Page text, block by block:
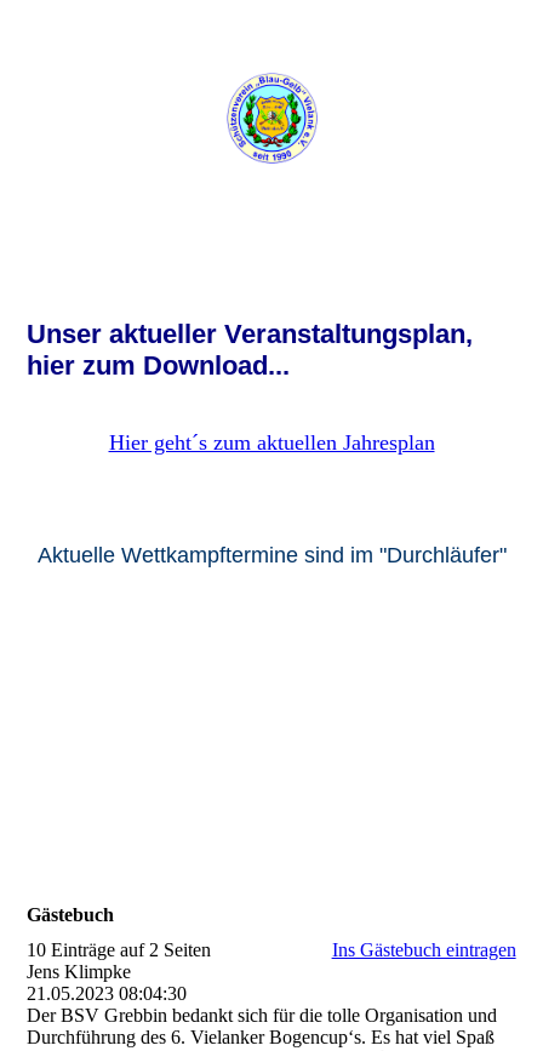
Unser aktueller Veranstaltungsplan,
hier zum Download...
Hier geht´s zum aktuellen Jahresplan
Aktuelle Wettkampftermine sind im "Durchläufer"
Gästebuch
10 Einträge auf 2 Seiten
Ins Gästebuch eintragen
Jens Klimpke
21.05.2023 08:04:30
Der BSV Grebbin bedankt sich für die tolle Organisation und
Durchführung des 6. Vielanker Bogencup‘s. Es hat viel Spaß